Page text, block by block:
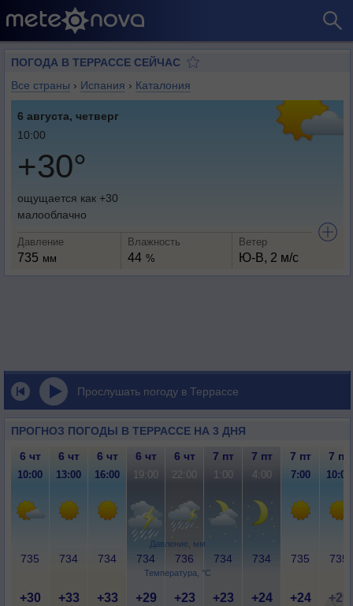
ПОГОДА В ТЕРРАССЕ СЕЙЧАС
Все страны › Испания › Каталония
6 августа, четверг
10:00
+30°
ощущается как +30
малооблачно
Давление
735 мм
Влажность
44 %
Ветер
Ю-В, 2 м/с
Прослушать погоду в Террассе
ПРОГНОЗ ПОГОДЫ В ТЕРРАССЕ НА 3 ДНЯ
Давление, мм
Температура, °C
6 чт 6 чт 6 чт 6 чт 6 чт 7 пт 7 пт 7 пт 7 пт
10:00 13:00 16:00 19:00 22:00 1:00 4:00 7:00 10:00
735 734 734 734 736 734 734 735 735
+30 +33 +33 +29 +23 +23 +24 +24 +29